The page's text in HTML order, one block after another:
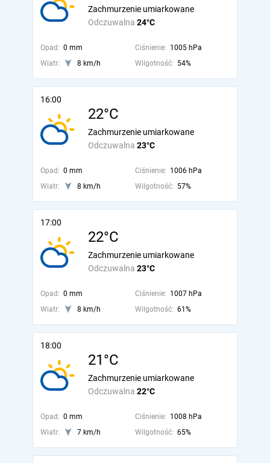
Odczuwalna 24°C
Zachmurzenie umiarkowane
Opad: 0 mm Ciśnienie: 1005 hPa
Wiatr:
8 km/h Wilgotność: 54%
16:00
22°C
Odczuwalna 23°C
Zachmurzenie umiarkowane
Opad: 0 mm Ciśnienie: 1006 hPa
Wiatr:
8 km/h Wilgotność: 57%
17:00
22°C
Odczuwalna 23°C
Zachmurzenie umiarkowane
Opad: 0 mm Ciśnienie: 1007 hPa
Wiatr:
8 km/h Wilgotność: 61%
18:00
21°C
Odczuwalna 22°C
Zachmurzenie umiarkowane
Opad: 0 mm Ciśnienie: 1008 hPa
Wiatr:
7 km/h Wilgotność: 65%